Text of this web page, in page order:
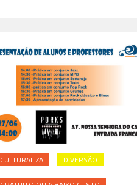
CULTURALIZA DIVERSÃO